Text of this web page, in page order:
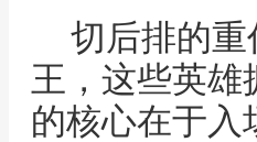
切后排的
王，这些英雄
的核心在于入